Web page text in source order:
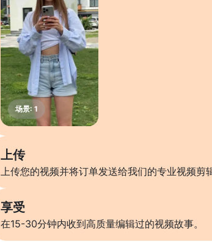
上传
上传您的视频并将订单发送给我们的专业视频剪
享受
在15-30分钟内收到高质量编辑过的视频故事。